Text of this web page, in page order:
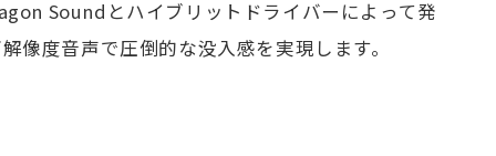
Soundとハイブリットドライバーによって発
像度音声で圧倒的な没入感を実現します。